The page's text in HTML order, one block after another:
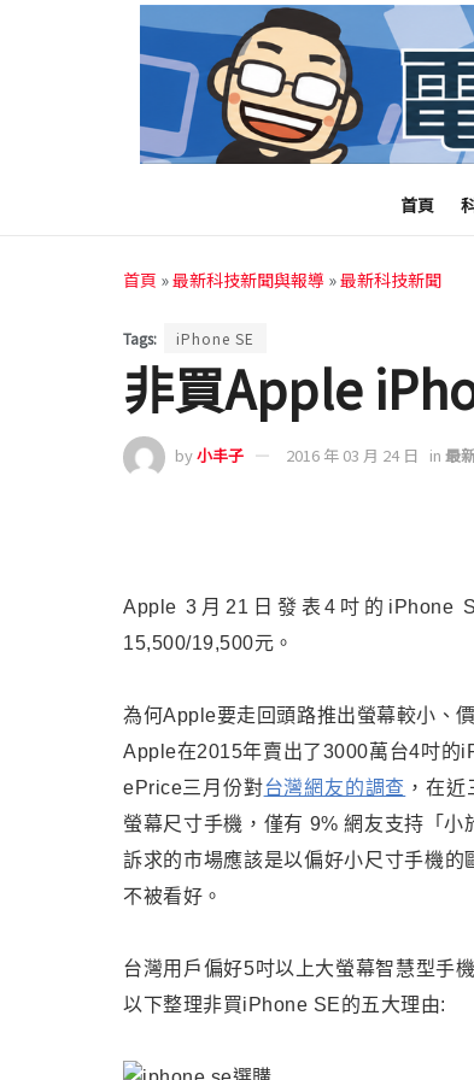
首頁
首頁 »最新科技新聞與報導 »最新科技新聞
Tags: iPhone SE
非買Apple
by小丰子 2016 年 03 月 24 日 in 最
Apple 3 月21日發表4吋的iPhone
15,500/19,500元。
為何Apple要走回頭路推出螢幕較小、
Apple在2015年賣出了3000萬台4吋的
ePrice三月份對台灣網友的調查 ，在
螢幕尺寸手機，僅有 9% 網友支持「
訴求的市場應該是以偏好小尺寸手機
不被看好。
台灣用戶偏好5吋以上大螢幕智慧型手
以下整理非買iPhone SE的五大理由: